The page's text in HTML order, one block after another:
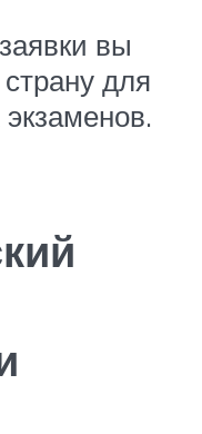
вы
для